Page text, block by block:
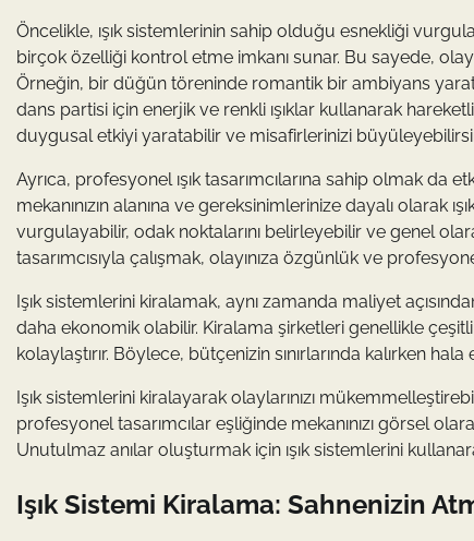
Öncelikle, ışık sistemlerinin sahip olduğu esnekliği
birçok özelliği kontrol etme imkanı sunar. Bu sayede,
Örneğin, bir düğün töreninde romantik bir ambiyans
dans partisi için enerjik ve renkli ışıklar kullanarak
duygusal etkiyi yaratabilir ve misafirlerinizi
Ayrıca, profesyonel ışık tasarımcılarına sahip olmak da
mekanınızın alanına ve gereksinimlerinize dayalı olarak
vurgulayabilir, odak noktalarını belirleyebilir ve genel
tasarımcısıyla çalışmak, olayınıza özgünlük ve
Işık sistemlerini kiralamak, aynı zamanda maliyet
daha ekonomik olabilir. Kiralama şirketleri genellikle
kolaylaştırır. Böylece, bütçenizin sınırlarında kalırken
Işık sistemlerini kiralayarak olaylarınızı
profesyonel tasarımcılar eşliğinde mekanınızı görsel
Unutulmaz anılar oluşturmak için ışık sistemlerini
Işık Sistemi Kiralama: Sahnenizin